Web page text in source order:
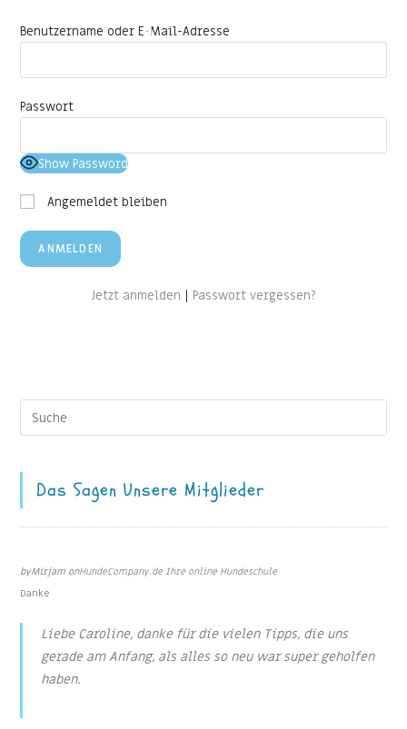
Benutzername oder E-Mail-Adresse
Passwort
Show Password
Angemeldet bleiben
Jetzt anmelden | Passwort vergessen?
Das Sagen Unsere Mitglieder
byMirjam onHundeCompany.de Ihre online Hundeschule
Danke
Liebe Caroline, danke für die vielen Tipps, die uns
gerade am Anfang, als alles so neu war super geholfen
haben.